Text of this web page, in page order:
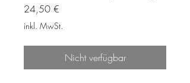
24,50 €
inkl. MwSt.
Nicht verfügbar